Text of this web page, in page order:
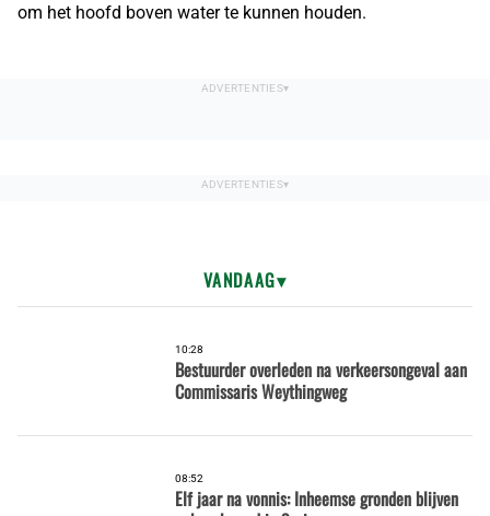
om het hoofd boven water te kunnen houden.
VANDAAG
10:28
Bestuurder overleden na verkeersongeval aan
Commissaris Weythingweg
08:52
Elf jaar na vonnis: Inheemse gronden blijven